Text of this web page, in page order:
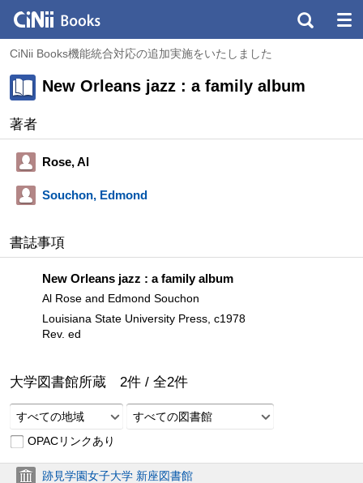
CiNii Books機能統合対応の追加実施をいたしました
New Orleans jazz : a family album
著者
Rose, Al
Souchon, Edmond
書誌事項
New Orleans jazz : a family album
Al Rose and Edmond Souchon
Louisiana State University Press, c1978
Rev. ed
大学図書館所蔵 2件 / 全2件
すべての地域
すべての図書館
OPACリンクあり
跡見学園女子大学 新座図書館